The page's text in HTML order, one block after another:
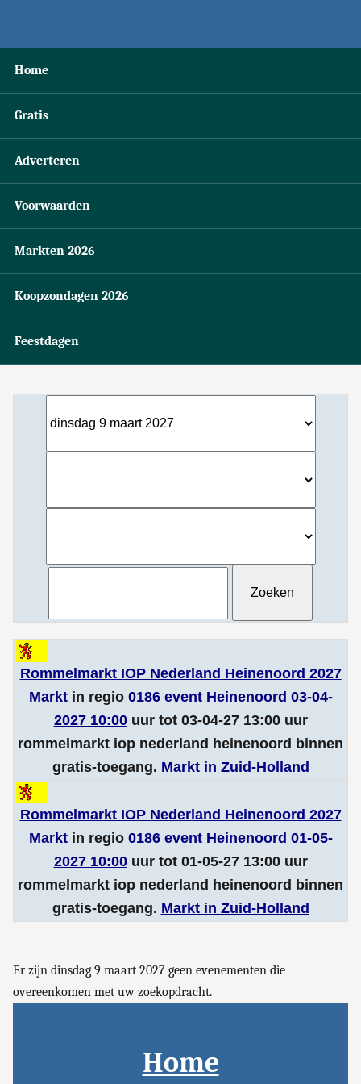
Home
Gratis
Adverteren
Voorwaarden
Markten 2026
Koopzondagen 2026
Feestdagen
Rommelmarkt IOP Nederland Heinenoord 2027
Marktin regio 0186 event Heinenoord 03-04-
2027 10:00uur tot 03-04-27 13:00 uur
rommelmarkt iop nederland heinenoord binnen
gratis-toegang. Markt in Zuid-Holland
Rommelmarkt IOP Nederland Heinenoord 2027
Marktin regio 0186 event Heinenoord 01-05-
2027 10:00uur tot 01-05-27 13:00 uur
rommelmarkt iop nederland heinenoord binnen
gratis-toegang. Markt in Zuid-Holland
Er zijn dinsdag 9 maart 2027 geen evenementen die
overeenkomen met uw zoekopdracht.
Home